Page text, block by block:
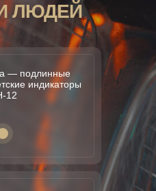
— подлинные
индикаторы
12
ЛЮДЕЙ